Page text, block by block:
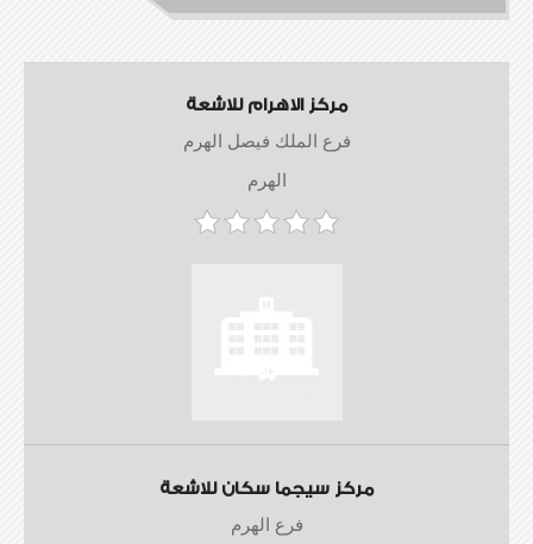
مركز الاهرام للاشعة
فرع الملك فيصل الهرم
الهرم
مركز سيجما سكان للاشعة
فرع الهرم